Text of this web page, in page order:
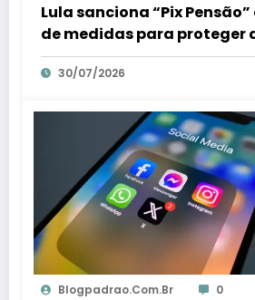
Lula sanciona “Pix
de medidas para proteger
mulheres – Em Dia ES
30/07/2026
Blogpadrao.com.br 0